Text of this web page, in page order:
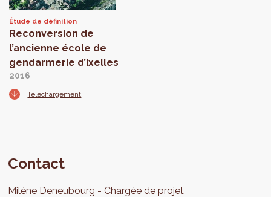
Étude de définition
Reconversion de
l’ancienne école de
gendarmerie d’Ixelles
2016
Téléchargement
Contact
Milène Deneubourg
Chargée de projet